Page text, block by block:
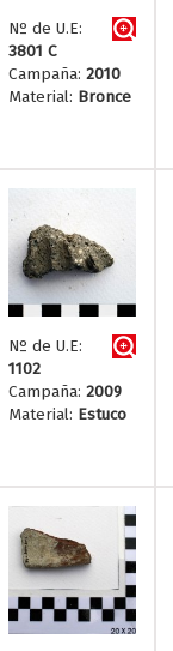
Nº de U.E:
3801 C
Campaña: 2010
Material: Bronce
Nº de U.E:
1102
Campaña: 2009
Material: Estuco